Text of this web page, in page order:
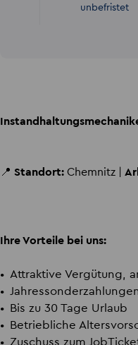
unbefristet
📍 Standort:Chemnitz |
Ihre Vorteile bei uns:
Attraktive Vergütung,
Bis zu 30 Tage Urlaub
Betriebliche
Zuschuss zum